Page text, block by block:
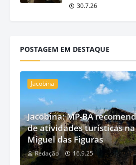
30.7.26
POSTAGEM EM DESTAQUE
Jacobina
Jacobina: MP-BA
de atividades turísticas na
Miguel das Figuras
Redação 16.9.25